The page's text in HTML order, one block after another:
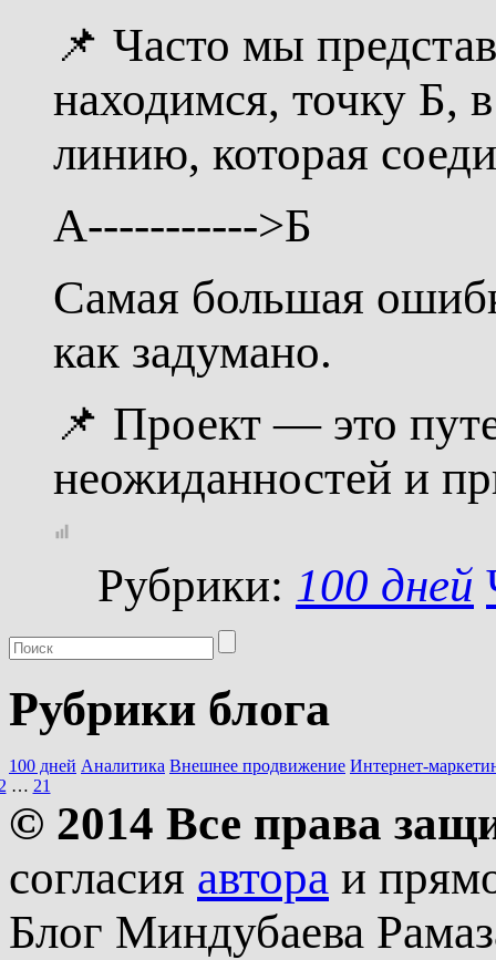
📌 Часто мы
находимся, точку Б,
линию, которая
A----------->Б
Самая большая
как задумано.
📌 Проект — это
неожиданностей и
Рубрики: 100 дней
Рубрики блога
100 дней Аналитика Внешнее продвижение Интернет-
… 21
© 2014 Все права
согласия автора и
Блог Миндубаева